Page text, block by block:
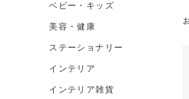
ベビー・キッズ
美容・健康
ステーショナリー
インテリア
インテリア雑貨